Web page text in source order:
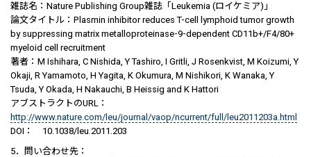
雑誌名：Nature Publishing Group雑誌「Leukemia (ロイケミア)」
論文タイトル：Plasmin inhibitor reduces T-cell lymphoid tumor growth
by suppressing matrix metalloproteinase-9-dependent CD11b+/F4/80+
myeloid cell recruitment
著者：M Ishihara, C Nishida, Y Tashiro, I Gritli, J Rosenkvist, M Koizumi, Y
Okaji, R Yamamoto, H Yagita, K Okumura, M Nishikori, K Wanaka, Y
Tsuda, Y Okada, H Nakauchi, B Heissig and K Hattori
アブストラクトのURL：
http://www.nature.com/leu/journal/vaop/ncurrent/full/leu2011203a.html
DOI： 10.1038/leu.2011.203
5．問い合わせ先：